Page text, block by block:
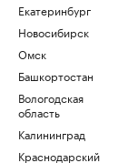
Екатеринбург
Новосибирск
Омск
Башкортостан
Вологодская
область
Калининград
Краснодарский